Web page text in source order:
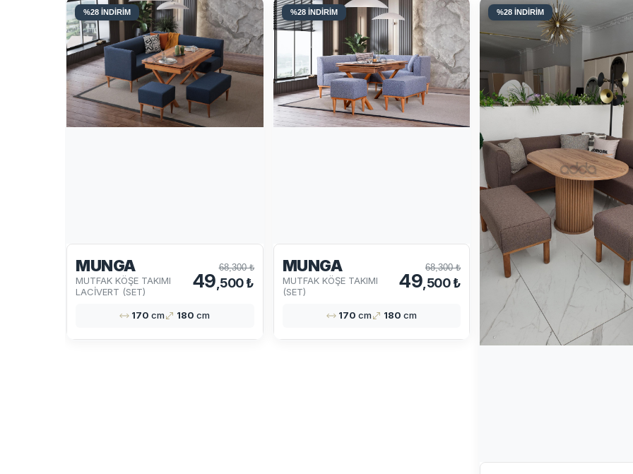
%28 İNDİRİM
MUNGA
MUTFAK KÖŞE TAKIMI
LACİVERT (SET)
68,300 ₺
49 ,500 ₺
170 cm 180 cm
%28 İNDİRİM
MUNGA
MUTFAK KÖŞE TAKIMI
(SET)
68,300 ₺
49,500 ₺
170 cm 180 cm
%28 İNDİRİM